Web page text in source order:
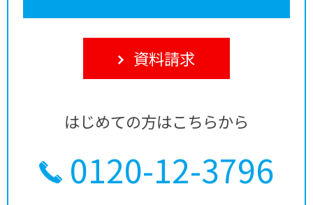
資料請求
はじめての方はこちらから
0120-12-3796